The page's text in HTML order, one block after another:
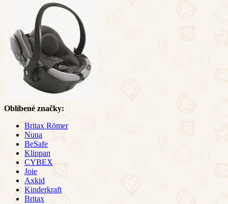
Oblíbené značky:
Britax Römer
Nuna
BeSafe
Klippan
CYBEX
Joie
Axkid
Kinderkraft
Britax